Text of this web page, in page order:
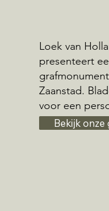
Loek van
presenteert
Zaanstad.
voor een
Bekijk